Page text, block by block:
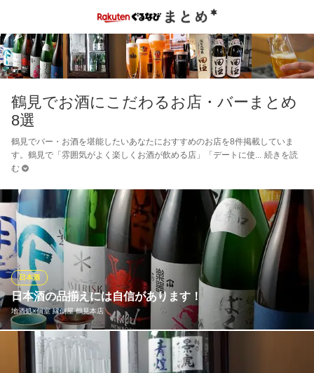
鶴見でお酒にこだわるお店・バーまとめ
8選
鶴見でバー・お酒を堪能したいあなたにおすすめのお店を8件掲載していま
す。鶴見で「雰囲気がよく楽しくお酒が飲める店」「デートに使
続きを読
む
日本酒の品揃えには自信があります！
地酒処×個室 縁側屋 鶴見本店
日本酒
当店では常に日本各地から集めた美味しい日本酒を多数揃えてお
ります。また、季節により旬の日本酒もご用意しておりますの